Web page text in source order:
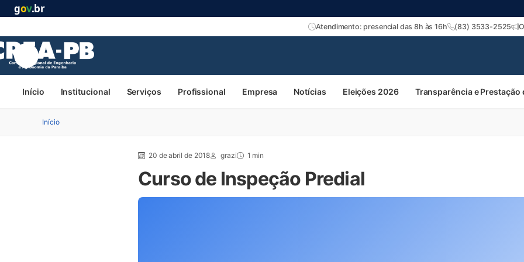
gov.br
Atendimento: presencial das 8h às 16h (83) 3533-2525
Início Institucional Serviços Profissional Empresa Notícias Eleições 2026 Transparência e Prestação
Início
20 de abril de 2018 grazi 1 min
Curso de Inspeção Predial